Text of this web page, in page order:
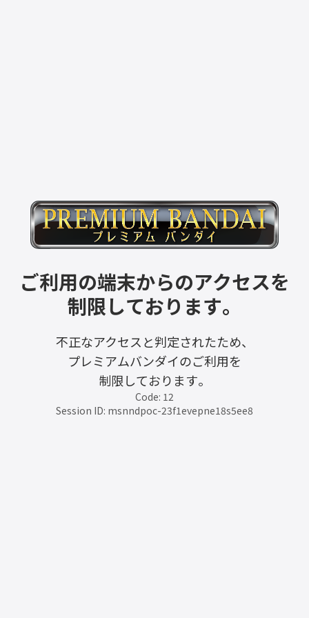
ご利用の端末からのアクセスを
制限しております。
不正なアクセスと判定されたため、
プレミアムバンダイのご利用を
制限しております。
Code: 12
Session ID: msnndpoc-23f1evepne18s5ee8